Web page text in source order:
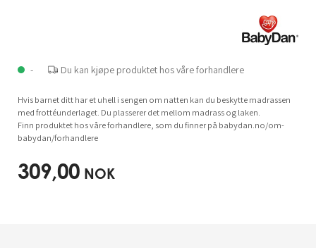
- Du kan kjøpe produktet hos våre forhandlere
Hvis barnet ditt har et uhell i sengen om natten kan du beskytte madrassen
med frottéunderlaget. Du plasserer det mellom madrass og laken.
Finn produktet hos våre forhandlere, som du finner på babydan.no/om-
babydan/forhandlere
309,00 NOK